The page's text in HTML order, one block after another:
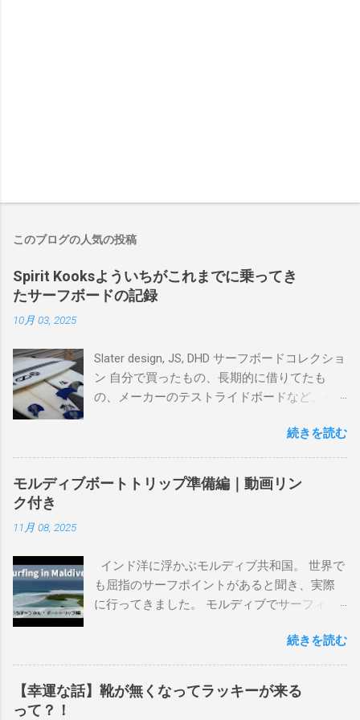
このブログの人気の投稿
Spirit Kooksよういちがこれまでに乗ってき
たサーフボードの記録
10月 03, 2025
Slater design, JS, DHD サーフボードコレクショ
ン 自分で買ったもの、長期的に借りてたも
の、メーカーのテストライドボードなど、イ
を書き残しているページです。 記録と残して
るので、過去のボードたちはもうすでに人に
譲って、手元に無いのがほとんどだけど。 色
んなサーフボードに乗って、サーフィンの世
ーメイドビーチ 最もロングライドしてきたポ
イント スナッパー、レインボーベイ、グリ
ーンマウント、クーリービーチ、キラ、レノ
狙っているポイント バーレー、キラ、レイ
ンボーベイ、クーリービーチ 絶対に入りたい
ポイント ベルズビーチ、グレートオーシャ
続きを読む
モルディブボートトリップ準備編｜動画リン
ク付き
11月 08, 2025
インド洋に浮かぶモルディブ共和国。 世界で
も屈指のサーフポイントがあると聞き、実際
に行ってきました。 モルディブでサーフィン
テルやリゾートに滞在して目の前のブレイク
を独占するスタイル。もうひとつが、複数の
ポイントを巡る「ボートトリップ」です。 今
回はそのボートトリップで、時間と空間の贅
続きを読む
【幸運な話】靴が無くなってラッキーが来る
って？！